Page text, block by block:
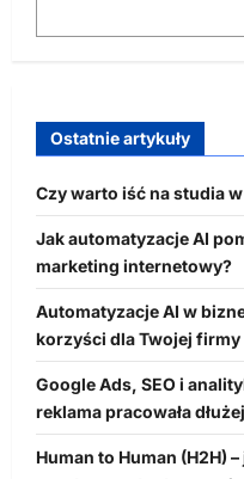
Ostatnie artykuły
Czy warto iść na studia
Jak automatyzacje AI
marketing internetowy?
Automatyzacje AI w
korzyści dla Twojej firmy
Google Ads, SEO i
reklama pracowała
Human to Human (H2H)